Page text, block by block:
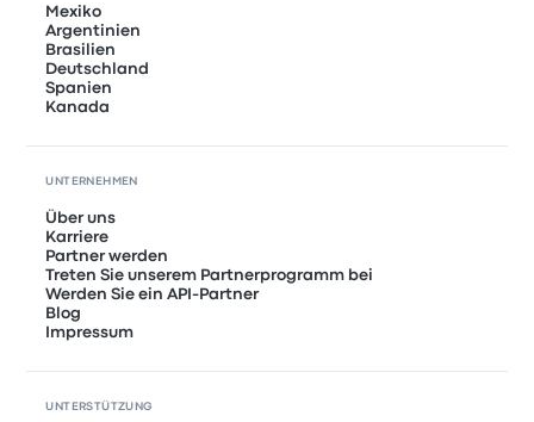
Mexiko
Argentinien
Brasilien
Deutschland
Spanien
Kanada
UNTERNEHMEN
Über uns
Karriere
Partner werden
Treten Sie unserem Partnerprogramm bei
Werden Sie ein API-Partner
Blog
Impressum
UNTERSTÜTZUNG